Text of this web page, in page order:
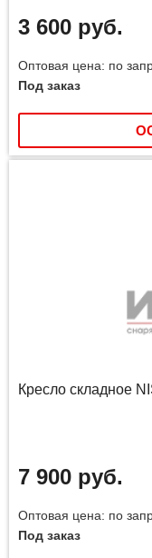
3 600 руб.
Оптовая цена: по
Под заказ
Кресло складное
7 900 руб.
Оптовая цена: по
Под заказ